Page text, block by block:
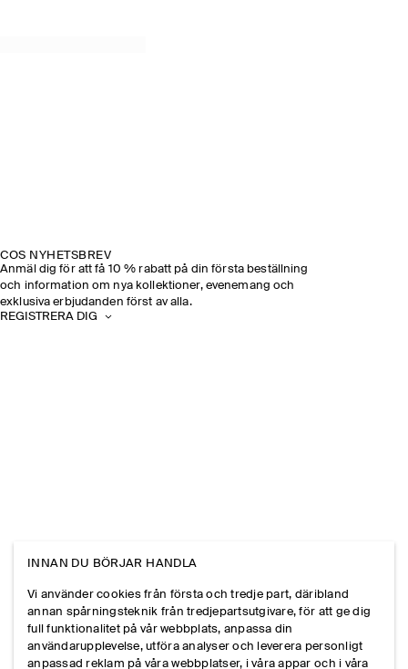
COS NYHETSBREV
Anmäl dig för att få 10 % rabatt på din första beställning
och information om nya kollektioner, evenemang och
exklusiva erbjudanden först av alla.
REGISTRERA DIG
INNAN DU BÖRJAR HANDLA
Vi använder cookies från första och tredje part, däribland
annan spårningsteknik från tredjepartsutgivare, för att ge dig
full funktionalitet på vår webbplats, anpassa din
användarupplevelse, utföra analyser och leverera personligt
anpassad reklam på våra webbplatser, i våra appar och i våra